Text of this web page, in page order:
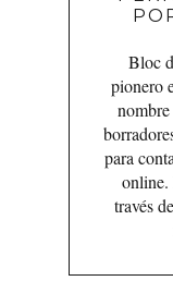
Bloc
pionero
para
online.
través